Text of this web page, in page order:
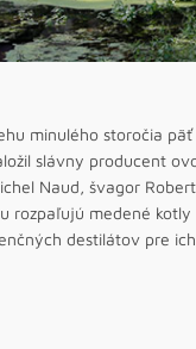
minulého storočia
slávny producent
Naud, švagor
rozpaľujú medené
destilátov pre